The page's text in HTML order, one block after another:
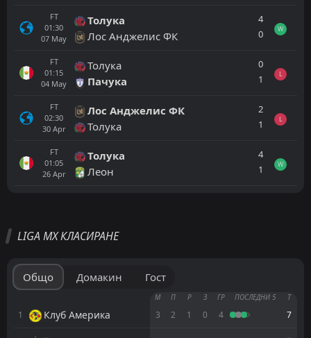
FT
01:30
07 May
Толука
Лос Анджелис ФК
4
0
W
FT
01:15
04 May
Толука
Пачука
0
1
L
FT
02:30
30 Apr
Лос Анджелис ФК
Толука
2
1
L
FT
01:05
26 Apr
Толука
Леон
4
1
W
23Aug
16Aug
Клуб Америка
Атлетико Сан-Луис
LIGA MX КЛАСИРАНЕ
Общо Домакин Гост
М П Р З ГР ПОСЛЕДНИ 5 Т
1 Клуб Америка 3 2 1 0 4 7